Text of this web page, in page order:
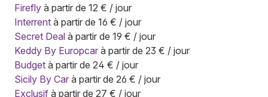
Firefly à partir de 12 € / jour
Interrent à partir de 16 € / jour
Secret Deal à partir de 19 € / jour
Keddy By Europcar à partir de 23 € / jour
Budget à partir de 24 € / jour
Sicily By Car à partir de 26 € / jour
Exclusif à partir de 27 € / jour